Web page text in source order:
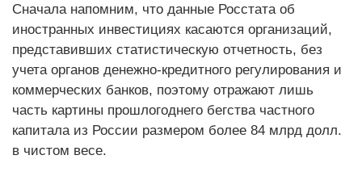
Сначала напомним, что данные Росстата об
иностранных инвестициях касаются организаций,
представивших статистическую отчетность, без
учета органов денежно-кредитного регулирования и
коммерческих банков, поэтому отражают лишь
часть картины прошлогоднего бегства частного
капитала из России размером более 84 млрд долл.
в чистом весе.